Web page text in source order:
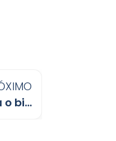
Alexandre Miguel é eleito presidente do TJRO para o biênio 2026-2027